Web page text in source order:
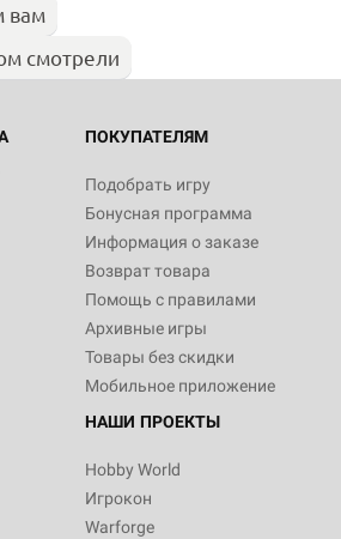
вам
смотрели
ПОКУПАТЕЛЯМ
Подобрать игру
Бонусная программа
Информация о заказе
Возврат товара
Помощь с правилами
Архивные игры
Товары без скидки
Мобильное приложение
НАШИ ПРОЕКТЫ
Hobby World
Игрокон
Warforge